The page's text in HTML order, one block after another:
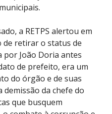
a RETPS alertou em
de retirar o status de
por João Doria antes
de prefeito, era um
do órgão e de suas
demissão da chefe do
que busquem